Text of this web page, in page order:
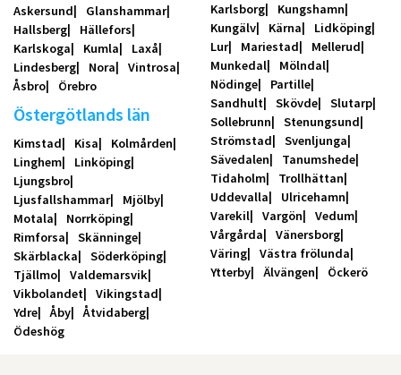
Askersund
Glanshammar
Hallsberg
Hällefors
Karlskoga
Kumla
Laxå
Lindesberg
Nora
Vintrosa
Åsbro
Örebro
Östergötlands län
Kimstad Kisa
Kolmården
Linghem
Linköping
Ljungsbro
Ljusfallshammar
Mjölby
Motala
Norrköping
Rimforsa
Skänninge
Skärblacka
Söderköping
Tjällmo
Valdemarsvik
Vikbolandet
Vikingstad
Ydre
Åby
Åtvidaberg
Ödeshög
Karlsborg
Kungshamn
Kungälv
Kärna
Lidköping
Lur
Mariestad
Mellerud
Munkedal
Mölndal
Nödinge
Partille
Sandhult
Skövde
Slutarp
Sollebrunn
Stenungsund
Strömstad
Svenljunga
Sävedalen
Tanumshede
Tidaholm
Trollhättan
Uddevalla
Ulricehamn
Varekil
Vargön
Vedum
Vårgårda
Vänersborg
Väring
Västra frölunda
Ytterby
Älvängen Öckerö